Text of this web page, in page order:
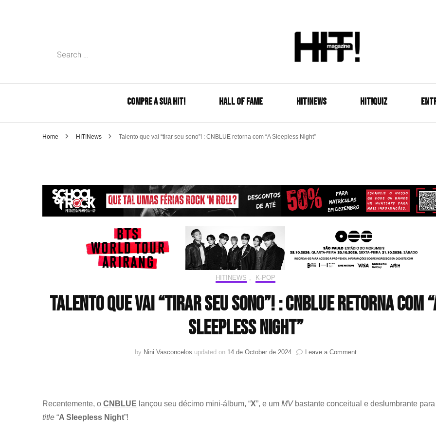
Search
COMPRE A SUA HIT! HALL OF FAME HIT!NEWS HIT!Quiz
Home HIT!News Talento que vai “tirar seu sono”! : CNBLUE retorna com “A Sleepless Night”
HIT!NEWS K-POP
Talento que vai “tirar seu sono”! : CNBLUE retorna com
Sleepless Night”
by Nini Vasconcelos updated on 14 de October de 2024 Leave a Commenton
seu
Recentemente, o CNBLUE lançou seu décimo mini-álbum, “X”, e um MVbastante conceitual e deslumbrante
title “A Sleepless Night”!